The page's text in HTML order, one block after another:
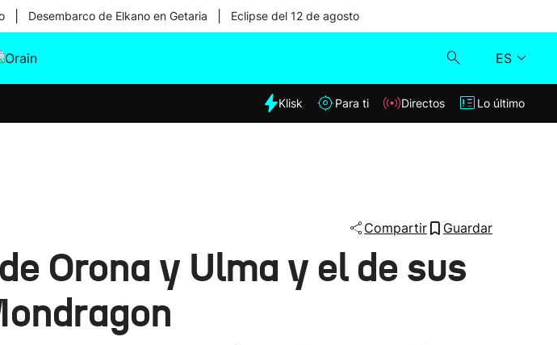
Desembarco de Elkano en Getaria Eclipse del 12 de agosto
ES
Klisk
Lo último
Klisk Para ti Directos Lo último
Compartir Guardar
Orona y Ulma y el de sus